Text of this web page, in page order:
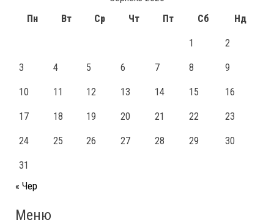
Пн
Вт Ср Чт Пт Сб Нд
1 2
3 4 5 6 7 8 9
10 11 12 13 14 15 16
17 18 19 20 21 22 23
24 25 26 27 28 29 30
31
« Чер
Меню